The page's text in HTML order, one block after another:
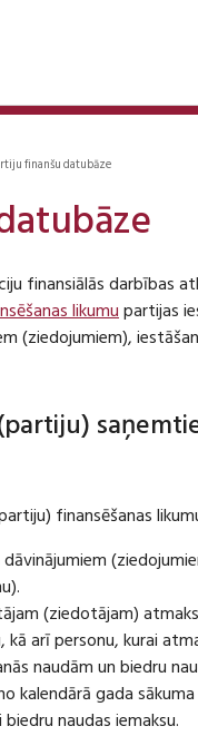
finanšu datubāze
finansiālās darbības
likumupartijas
(ziedojumiem),
finansēšanas
(ziedotājam)
arī personu, kurai
naudām un biedru
kalendārā gada
naudas iemaksu.